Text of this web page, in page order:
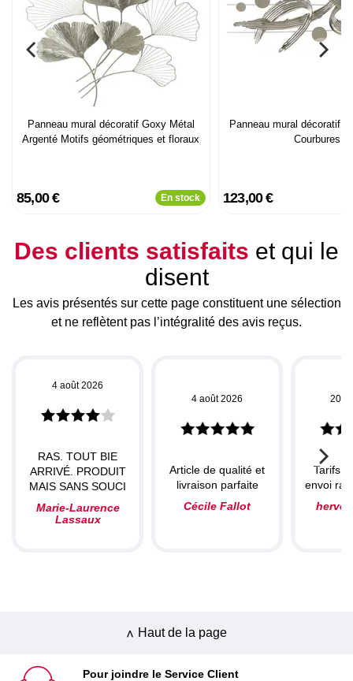
Panneau mural décoratif Goxy Métal
Argenté Motifs géométriques et floraux
85,00 € En stock
Panneau mural décoratif
Courbures
123,00 €
Des clients satisfaits et qui le
disent
Les avis présentés sur cette page constituent une sélection
et ne reflètent pas l’intégralité des avis reçus.
4 août 2026
RAS. TOUT BIE
ARRIVÉ. PRODUIT
MAIS SANS SOUCI
Marie-Laurence
Lassaux
4 août 2026
Article de qualité et
livraison parfaite
Cécile Fallot
20
Tarifs
envoi
herve
Haut de la page
Pour joindre le Service Client